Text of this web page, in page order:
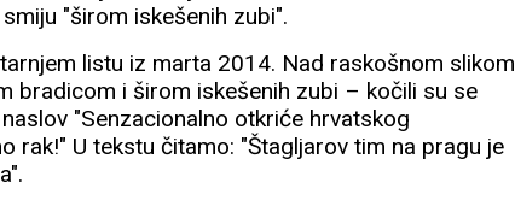
"širom iskešenih zubi".
listu iz marta 2014. Nad raskošnom slikom
bradicom i širom iskešenih zubi – kočili su se
"Senzacionalno otkriće hrvatskog
rak!" U tekstu čitamo: "Štagljarov tim na pragu je